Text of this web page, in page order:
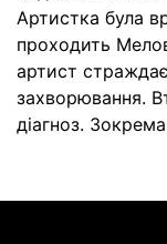
Артистка була
проходить
артист
захворювання.
діагноз.